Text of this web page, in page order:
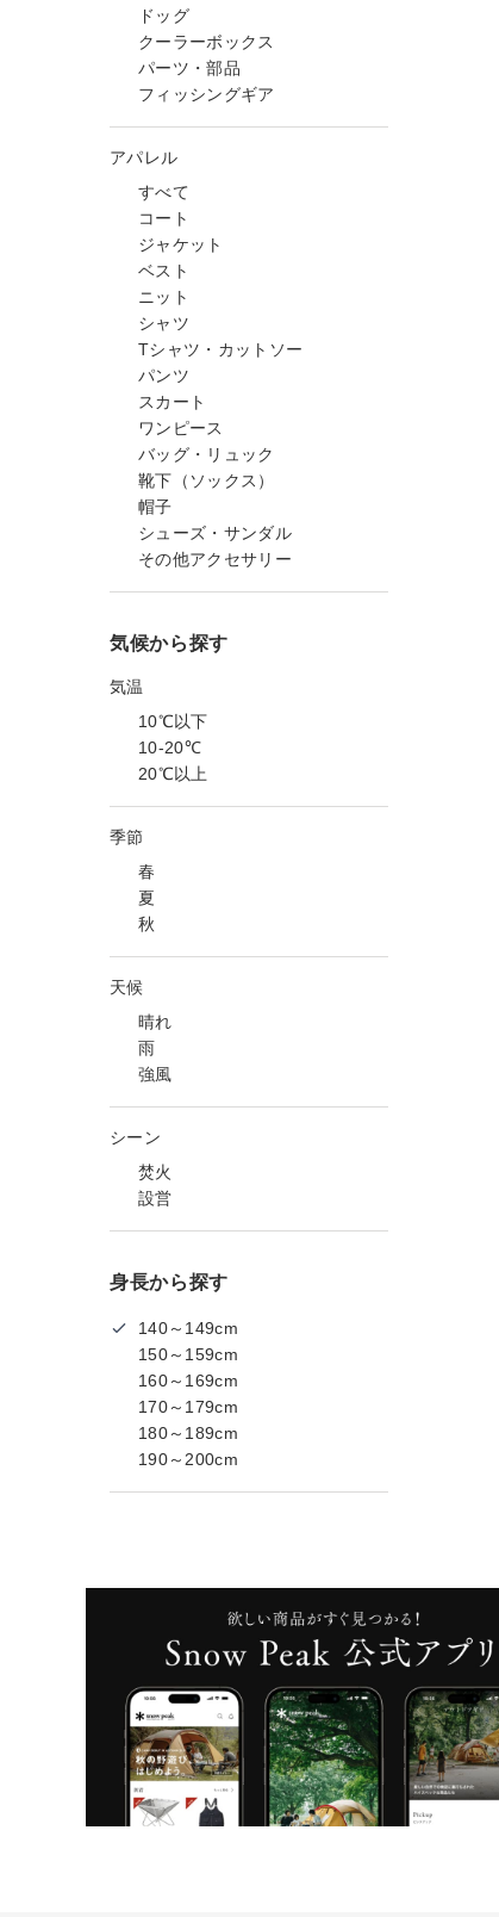
ドッグ
クーラーボックス
パーツ・部品
フィッシングギア
アパレル
すべて
コート
ジャケット
ベスト
ニット
シャツ
Tシャツ・カットソー
パンツ
スカート
ワンピース
バッグ・リュック
靴下（ソックス）
帽子
シューズ・サンダル
その他アクセサリー
気候から探す
気温
10℃以下
10-20℃
20℃以上
季節
春
夏
秋
天候
晴れ
雨
強風
シーン
焚火
設営
身長から探す
140～149cm
150～159cm
160～169cm
170～179cm
180～189cm
190～200cm